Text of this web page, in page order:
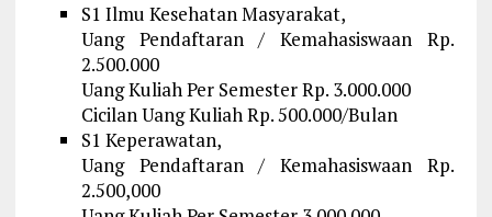
S1 Ilmu Kesehatan Masyarakat,
Uang Pendaftaran / Kemahasiswaan Rp.
2.500.000
Uang Kuliah Per Semester Rp. 3.000.000
Cicilan Uang Kuliah Rp. 500.000/Bulan
S1 Keperawatan,
Uang Pendaftaran / Kemahasiswaan Rp.
2.500,000